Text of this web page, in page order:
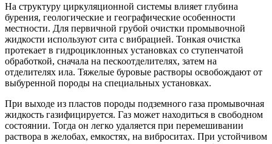
На структуру циркуляционной системы влияет глубина
бурения, геологические и географические особенности
местности. Для первичной грубой очистки промывочной
жидкости используют сита с вибрацией. Тонкая очистка
протекает в гидроциклонных установках со ступенчатой
обработкой, сначала на пескоотделителях, затем на
отделителях ила. Тяжелые буровые растворы освобождают от
выбуренной породы на специальных установках.
При выходе из пластов породы подземного газа промывочная
жидкость газифицируется. Газ может находиться в свободном
состоянии. Тогда он легко удаляется при перемешивании
раствора в желобах, емкостях, на виброситах. При устойчивом